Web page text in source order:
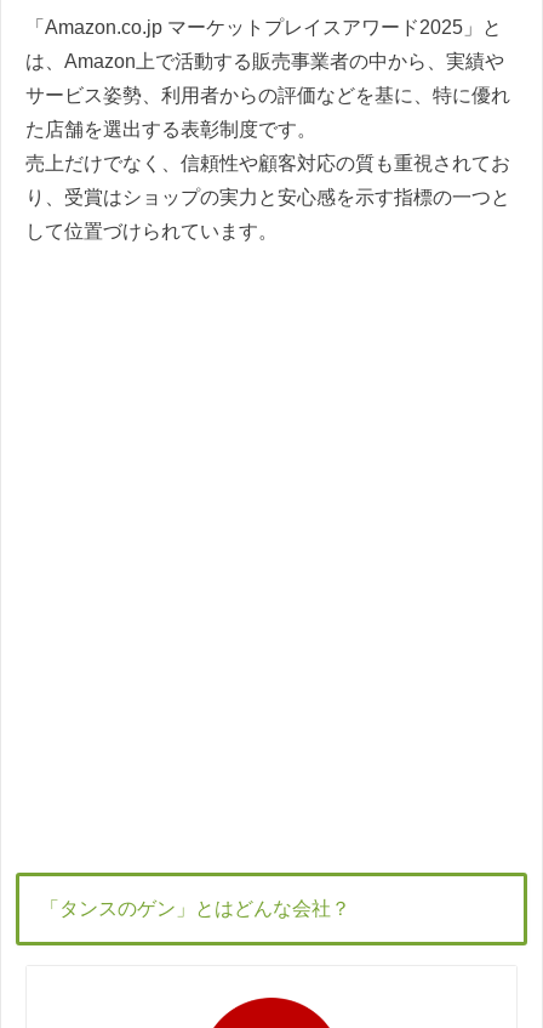
「Amazon.co.jp マーケットプレイスアワード2025」と
は、Amazon上で活動する販売事業者の中から、実績や
サービス姿勢、利用者からの評価などを基に、特に優れ
た店舗を選出する表彰制度です。
売上だけでなく、信頼性や顧客対応の質も重視されてお
り、受賞はショップの実力と安心感を示す指標の一つと
して位置づけられています。
「タンスのゲン」とはどんな会社？